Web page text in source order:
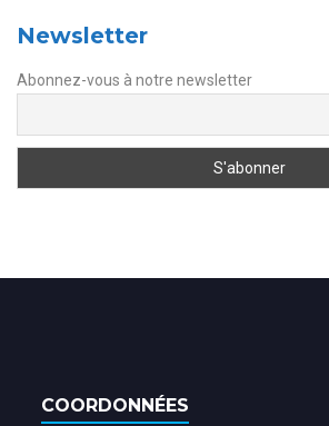
Newsletter
Abonnez-vous à notre newsletter
COORDONNÉES